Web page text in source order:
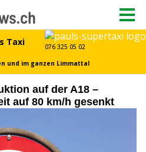
auf der A18 –
auf 80 km/h gesenkt